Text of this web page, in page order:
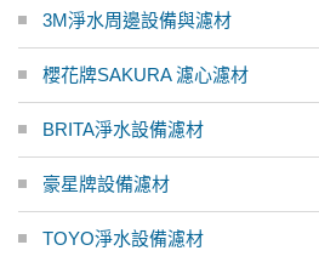
3M淨水周邊設備與濾材
櫻花牌SAKURA 濾心濾材
BRITA淨水設備濾材
豪星牌設備濾材
TOYO淨水設備濾材